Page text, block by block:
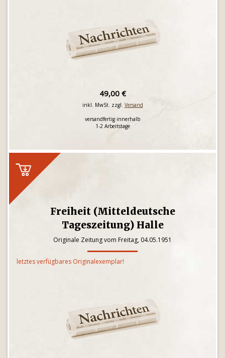
49,00 €
inkl. MwSt. zzgl. Versand
versandfertig innerhalb
1-2 Arbeitstage
Freiheit (Mitteldeutsche
Tageszeitung) Halle
Originale Zeitung vom Freitag, 04.05.1951
letztes verfügbares Originalexemplar!